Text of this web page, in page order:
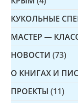
КУКОЛЬНЫЕ
МАСТЕР —
НОВОСТИ (73)
О КНИГАХ И
ПРОЕКТЫ (11)